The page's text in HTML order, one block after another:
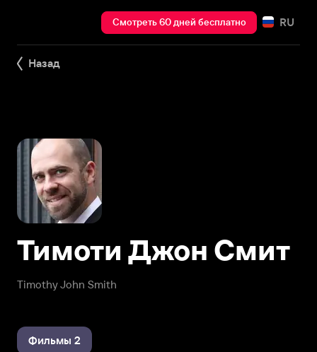
Смотреть 60 дней бесплатно RU
Назад
Timothy John Smith
Тимоти Джон Смит
Фильмы 2